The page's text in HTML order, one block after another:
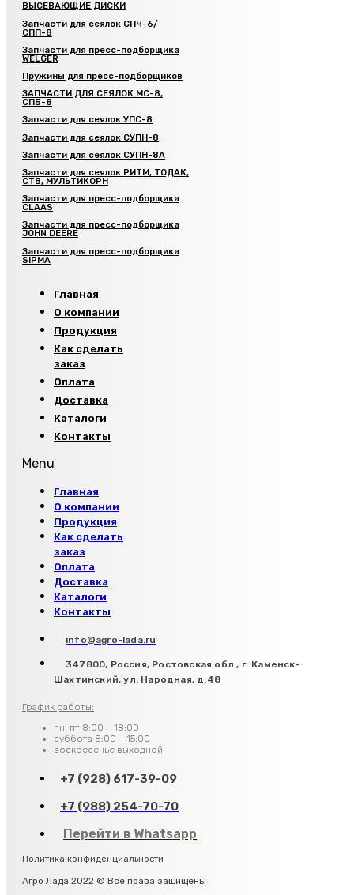
ВЫСЕВАЮЩИЕ ДИСКИ
Запчасти для сеялок СПЧ-6/
СПП-8
Запчасти для пресс-подборщика
WELGER
Пружины для пресс-подборщиков
ЗАПЧАСТИ ДЛЯ СЕЯЛОК МС-8,
СПБ-8
Запчасти для сеялок УПС-8
Запчасти для сеялок СУПН-8
Запчасти для сеялок СУПН-8А
Запчасти для сеялок РИТМ, ТОДАК,
СТВ, МУЛЬТИКОРН
Запчасти для пресс-подборщика
CLAAS
Запчасти для пресс-подборщика
JOHN DEERE
Запчасти для пресс-подборщика
SIPMA
Главная
О компании
Продукция
Как сделать
заказ
Оплата
Доставка
Каталоги
Контакты
Menu
Главная
О компании
Продукция
Как сделать
заказ
Оплата
Доставка
Каталоги
Контакты
info@agro-lada.ru
347800, Россия, Ростовская обл., г. Каменск-
Шахтинский, ул. Народная, д.48
График работы:
пн-пт 8:00 – 18:00
суббота 8:00 – 15:00
воскресенье выходной
+7 (928) 617-39-09
+7 (988) 254-70-70
Перейти в Whatsapp
Политика конфиденциальности
Агро Лада 2022 © Все права защищены